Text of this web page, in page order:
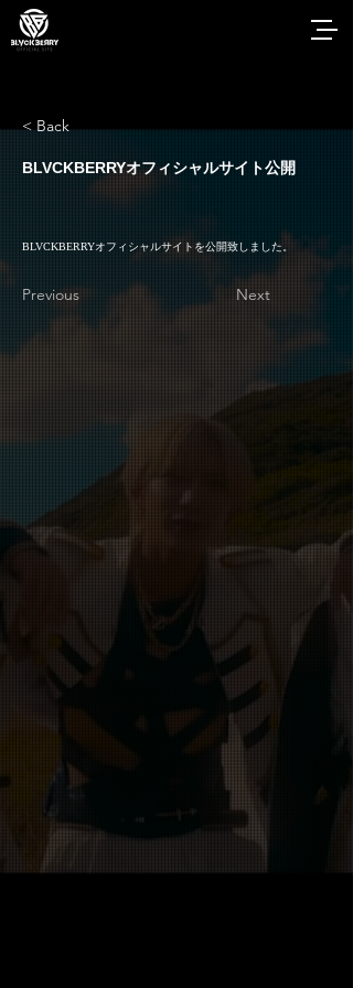
< Back
BLVCKBERRYオフィシャルサイト公開
BLVCKBERRYオフィシャルサイトを公開致しました。
Previous Next